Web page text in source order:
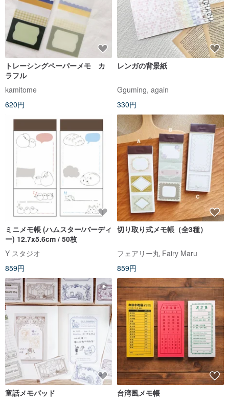
トレーシングペーパーメモ カ
ラフル
kamitome
620円
レンガの背景紙
Gguming, again
330円
ミニメモ帳 (ハムスター/バーディ
ー) 12.7x5.6cm / 50枚
Y スタジオ
859円
切り取り式メモ帳（全3種）
フェアリー丸 Fairy Maru
859円
童話メモパッド 台湾風メモ帳